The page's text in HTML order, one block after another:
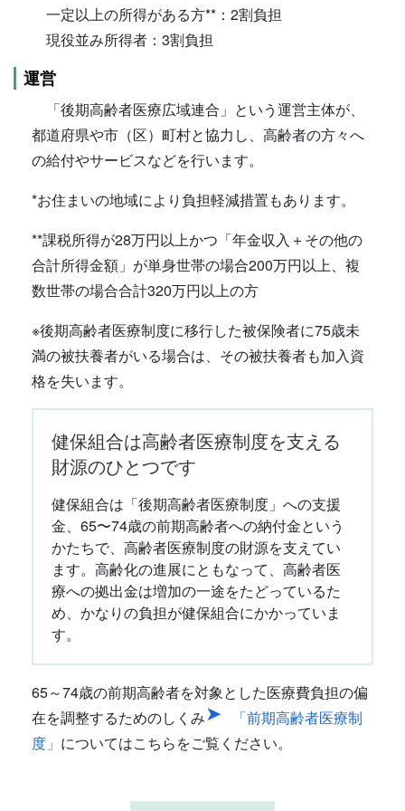
一定以上の所得がある方**：2割負担
現役並み所得者：3割負担
運営
「後期高齢者医療広域連合」という運営主体が、
都道府県や市（区）町村と協力し、高齢者の方々へ
の給付やサービスなどを行います。
*お住まいの地域により負担軽減措置もあります。
**課税所得が28万円以上かつ「年金収入＋その他の
合計所得金額」が単身世帯の場合200万円以上、複
数世帯の場合合計320万円以上の方
※後期高齢者医療制度に移行した被保険者に75歳未
満の被扶養者がいる場合は、その被扶養者も加入資
格を失います。
健保組合は高齢者医療制度を支える
財源のひとつです
健保組合は「後期高齢者医療制度」への支援
金、65〜74歳の前期高齢者への納付金という
かたちで、高齢者医療制度の財源を支えてい
ます。高齢化の進展にともなって、高齢者医
療への拠出金は増加の一途をたどっているた
め、かなりの負担が健保組合にかかっていま
す。
65～74歳の前期高齢者を対象とした医療費負担の偏
在を調整するためのしくみ
「前期高齢者医療制
度」 についてはこちらをご覧ください。